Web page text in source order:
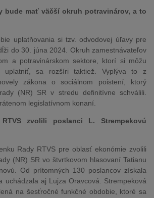
bude mať väčší okruh potravinárov, a to
uplatňovania si tzv. odvodovej úľavy pre
do 30. júna 2024. Okruh zamestnávateľov
a potravinárskom sektore, ktorí si môžu
uplatniť, sa rozšíri taktiež. Vyplýva to z
zákona o sociálnom poistení, ktorý
(NR) SR v stredu definitívne schválili.
legislatívnom konaní.
zvolili poslanci L. Strempekovú
Rady RTVS pre oblasť ekonómie zvolili
(NR) SR vo štvrtkovom hlasovaní Tatianu
Od prítomných 130 poslancov získala
uchádzala aj Lujza Oravcová. Strempeková
na šesťročné funkčné obdobie, ktoré sa